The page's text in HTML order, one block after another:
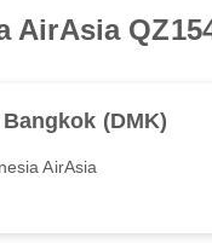
Bangkok (DMK)
AirAsia